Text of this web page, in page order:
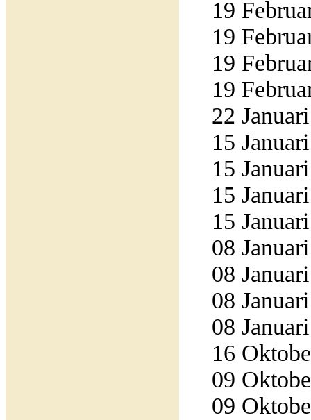
19
19
19
19
22
15
15
15
15
08
08
08
08
16
09
09